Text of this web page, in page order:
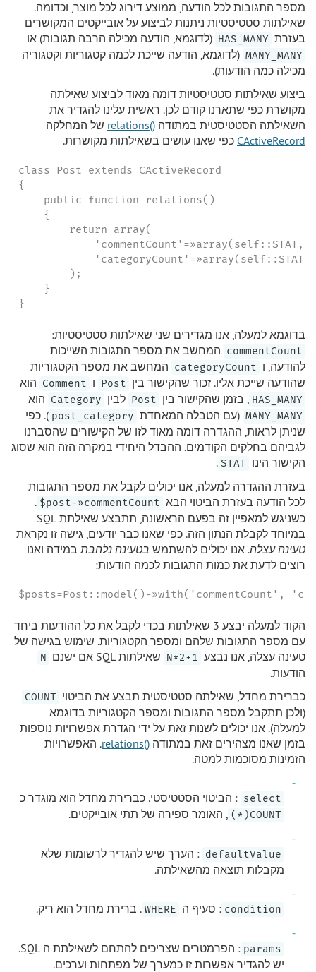
מספר התגובות לכל הודעה, ממוצע דירוג לכל מוצר, וכדומה.
שאילתות סטטיסטיות ניתנות לביצוע על אובייקטים המקושרים
בעזרת HAS_MANY (לדוגמא, הודעה מכילה הרבה תגובות) או
MANY_MANY (לדוגמא, הודעה שייכת לכמה קטגוריות וקטגוריה
מכילה כמה הודעות).
ביצוע שאילתות סטטיסטיות דומה מאוד לביצוע שאילתה
מקושרת כפי שתארנו קודם לכן. ראשית עלינו להגדיר את
השאילתה הסטטיסטית במתודה ()relations
של המחלקה
CActiveRecord כפי שאנו עושים בשאילתות מקושרות.
class Post extends CActiveRecord
{
    public function relations()
    {
        return array(
'commentCount'=»array(self::STAT,
        );
    }
}
בדוגמא למעלה, אנו מגדירים שני שאילתות סטטיסטיות:
commentCount המחשב את מספר התגובות השייכות
להודעה, ו categoryCount המחשב את מספר הקטגוריות
שהודעה שייכת אליו. זכור שהקישור בין Post ו Comment הוא
HAS_MANY , בזמן שהקישור בין Post לבין Category הוא
MANY_MANY (עם הטבלה המאחדת post_category ). כפי
שניתן לראות, ההגדרה דומה מאוד לזו של הקישורים שהסברנו
לגביהם בחלקים הקודמים. ההבדל היחידי במקרה הזה הוא שסוג
הקישור הינו STAT
.
בעזרת ההגדרה למעלה, אנו יכולים לקבל את מספר התגובות
לכל הודעה בעזרת הביטוי הבא post-»commentCount$
.
כשניגש למאפיין זה בפעם הראשונה, תתבצע שאילתת SQL
במיוחד לקבלת הנתון הזה. כפי שאנו כבר יודעים, גישה זו נקראת
טעינה עצלה. אנו יכולים להשתמש בטעינה נלהבת במידה ואנו
רוצים לדעת את כמות התגובות לכמה הודעות:
$posts=Post::model()-»with('commentCount',
הקוד למעלה יבצע 3 שאילתות בכדי לקבל את כל ההודעות ביחד
עם מספר התגובות שלהם ומספר הקטגוריות. שימוש בגישה של
טעינה עצלה, אנו נבצע 1+N*2 שאילתות SQL אם ישנם N
הודעות.
כברירת מחדל, שאילתה סטטיסטית תבצע את הביטוי COUNT
(ולכן תתקבל מספר התגובות ומספר הקטגוריות בדוגמא
למעלה). אנו יכולים לשנות זאת על ידי הגדרת אפשרויות נוספות
בזמן שאנו מצהירים זאת במתודה ()relations
. האפשרויות
הזמינות מסוכמות למטה.
select : הביטוי הסטטיסטי. כברירת מחדל הוא מוגדר כ
COUNT(*) , האומר ספירה של תתי אובייקטים.
defaultValue : הערך שיש להגדיר לרשומות שלא
מקבלות תוצאה מהשאילתה.
condition : סעיף ה WHERE . ברירת מחדל הוא ריק.
params
: הפרמטרים שצריכים להתחם לשאילתת ה SQL.
יש להגדיר אפשרות זו כמערך של מפתחות וערכים.